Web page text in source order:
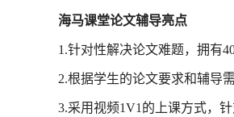
海马课堂论文辅导亮点
1.针对性解决论文难题，拥有
2.根据学生的论文要求和辅导
3.采用视频1V1的上课方式，